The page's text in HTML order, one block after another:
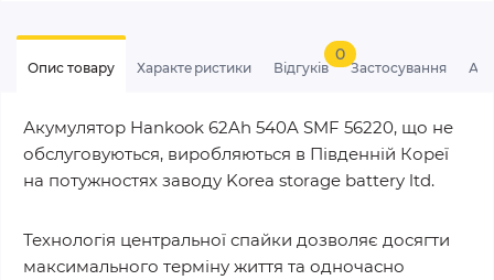
Опис товару Характеристики Відгуків
0
Застосування
Акумулятор Hankook 62Ah 540A SMF 56220, що не
обслуговуються, виробляються в Південній Кореї
на потужностях заводу Korea storage battery ltd.
Технологія центральної спайки дозволяє досягти
максимального терміну життя та одночасно